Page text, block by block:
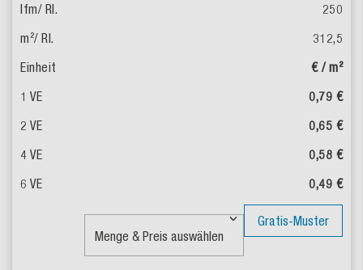
250
312,5
€ / m²
0,79 €
0,65 €
0,58 €
0,49 €
Gratis-Muster